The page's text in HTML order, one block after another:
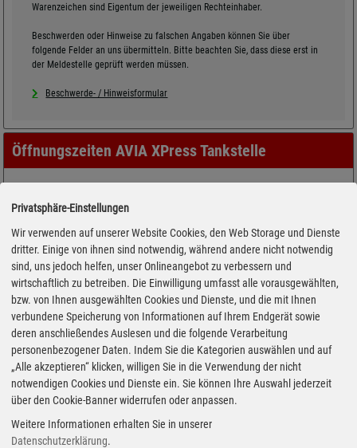
Warenzeichen sind Eigentum der jeweiligen Rechteinhaber.
Beschwerden oder Hinweise zu falschen Angaben können Sie über
folgende Felder an uns übermitteln. Bitte beachten Sie, dass diese erst in
der Meldestelle geprüft werden müssen.
Beschwerde- / Hinweisformular
Öffnungszeiten AVIA XPress Tankstelle
Privatsphäre-Einstellungen
Wir verwenden auf unserer Website Cookies, den Web Storage und Dienste
dritter. Einige von ihnen sind notwendig, während andere nicht notwendig
sind, uns jedoch helfen, unser Onlineangebot zu verbessern und
wirtschaftlich zu betreiben. Die Einwilligung umfasst alle vorausgewählten,
bzw. von Ihnen ausgewählten Cookies und Dienste, und die mit Ihnen
verbundene Speicherung von Informationen auf Ihrem Endgerät sowie
deren anschließendes Auslesen und die folgende Verarbeitung
personenbezogener Daten. Indem Sie die Kategorien auswählen und auf
„Alle akzeptieren“ klicken, willigen Sie in die Verwendung der nicht
notwendigen Cookies und Dienste ein. Sie können Ihre Auswahl jederzeit
über den Cookie-Banner widerrufen oder anpassen.
Weitere Informationen erhalten Sie in unserer
Datenschutzerklärung.